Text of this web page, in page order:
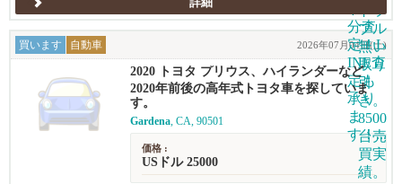
詳細
買います 自動車 2026年07月04日(土)
2020 トヨタ プリウス、ハイランダーなど
2020年前後の高年式トヨタ車を探していま
す。
Gardena, CA, 90501
価格 :
USドル 25000